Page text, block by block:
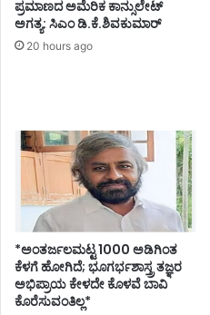
ಪ್ರಮಾಣದ ಅಮೆರಿಕ ಕಾನ್ಸುಲೇಟ್
ಅಗತ್ಯ: ಸಿಎಂ ಡಿ.ಕೆ.ಶಿವಕುಮಾರ್
20 hours ago
*ಅಂತರ್ಜಲಮಟ್ಟ 1000 ಅಡಿಗಿಂತ
ಕೆಳಗೆ ಹೋಗಿದೆ; ಭೂಗರ್ಭಶಾಸ್ತ್ರ ತಜ್ಞರ
ಅಭಿಪ್ರಾಯ ಕೇಳದೇ ಕೊಳವೆ ಬಾವಿ
ಕೊರೆಸುವಂತಿಲ್ಲ*